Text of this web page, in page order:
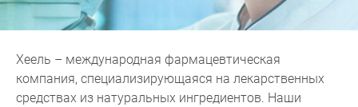
Хеель – международная фармацевтическая
компания, специализирующаяся на лекарственных
средствах из натуральных ингредиентов. Наши